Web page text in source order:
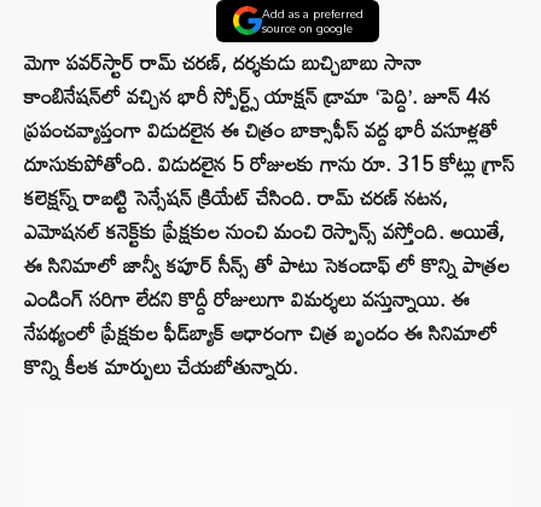
Add as a preferred
source on google
మెగా పవర్‌స్టార్ రామ్ చరణ్, దర్శకుడు బుచ్చిబాబు సానా
కాంబినేషన్‌లో వచ్చిన భారీ స్పోర్ట్స్ యాక్షన్ డ్రామా‘పెద్ది’. జూన్ 4న
ప్రపంచవ్యాప్తంగా విడుదలైన ఈ చిత్రం బాక్సాఫీస్ వద్ద భారీ వసూళ్లతో
దూసుకుపోతోంది. విడుదలైన 5 రోజులకు గాను రూ. 315 కోట్లు గ్రాస్
కలెక్షస్న్ రాబట్టి సెన్సేషన్ క్రియేట్ చేసింది. రామ్ చరణ్ నటన,
ఎమోషనల్ కనెక్ట్‌కు ప్రేక్షకుల నుంచి మంచి రెస్పాన్స్ వస్తోంది. అయితే,
ఈ సినిమాలో జాన్వీ కపూర్ సీన్స్ తో పాటు సెకండాఫ్ లో కొన్ని పాత్రల
ఎండింగ్ సరిగా లేదని కొద్దీ రోజులుగా విమర్శలు వస్తున్నాయి. ఈ
నేపథ్యంలో ప్రేక్షకుల ఫీడ్‌బ్యాక్ ఆధారంగా చిత్ర బృందం ఈ సినిమాలో
కొన్ని కీలక మార్పులు చేయబోతున్నారు.